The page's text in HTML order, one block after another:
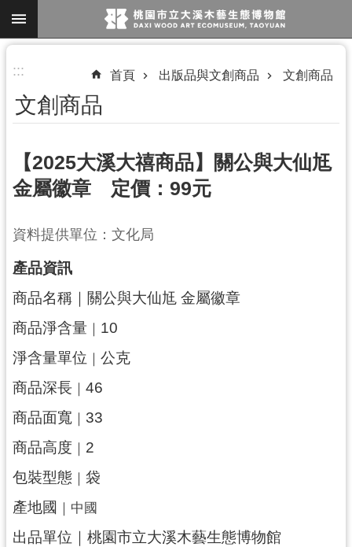
跳到主要內容區塊
搜
尋
資
訊
展
民
服
動
研
究
學
::: 首頁 出版品與文創商品 文創商品
文創商品
【2025大溪大禧商品】關公與大仙尪
金屬徽章 定價：99元
資料提供單位：文化局
產品資訊
商品名稱｜關公與大仙尪 金屬徽章
商品淨含量 ｜ 10
淨含量單位 ｜ 公克
商品深長 ｜ 46
商品面寬 ｜ 33
商品高度 ｜ 2
包裝型態 ｜ 袋
產地國 ｜中國
出品單位｜桃園市立大溪木藝生態博物館